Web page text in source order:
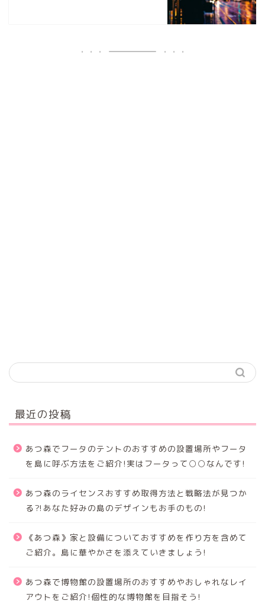
最近の投稿
あつ森でフータのテントのおすすめの設置場所やフータ
を島に呼ぶ方法をご紹介!実はフータって○○なんです!
あつ森のライセンスおすすめ取得方法と戦略法が見つか
る⁈あなた好みの島のデザインもお手のもの!
《あつ森》家と設備についておすすめを作り方を含めて
ご紹介。島に華やかさを添えていきましょう!
あつ森で博物館の設置場所のおすすめやおしゃれなレイ
アウトをご紹介!個性的な博物館を目指そう!